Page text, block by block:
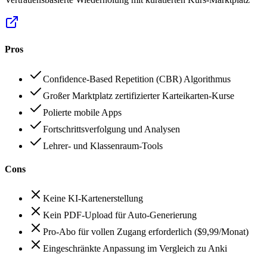
Pros
Confidence-Based Repetition (CBR) Algorithmus
Großer Marktplatz zertifizierter Karteikarten-Kurse
Polierte mobile Apps
Fortschrittsverfolgung und Analysen
Lehrer- und Klassenraum-Tools
Cons
Keine KI-Kartenerstellung
Kein PDF-Upload für Auto-Generierung
Pro-Abo für vollen Zugang erforderlich ($9,99/Monat)
Eingeschränkte Anpassung im Vergleich zu Anki